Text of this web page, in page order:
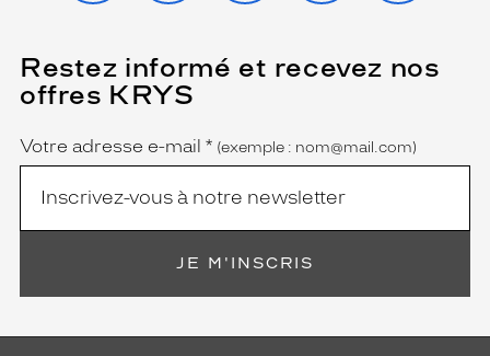
Restez informé et recevez nos
offres KRYS
Name
Votre adresse e-mail *
(Ce
champ
est
obligatoire)
(exemple : nom@mail.com)
JE M'INSCRIS